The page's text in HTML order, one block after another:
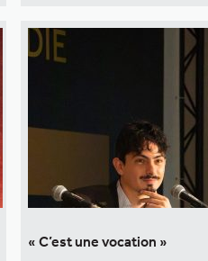
« C’est une vocation »